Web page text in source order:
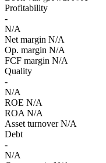
Profitability
-
N/A
Net margin N/A
Op. margin N/A
FCF margin N/A
Quality
-
N/A
ROE N/A
ROA N/A
Asset turnover N/A
Debt
-
N/A